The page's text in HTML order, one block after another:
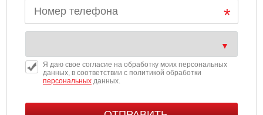
Я даю свое согласие на обработку моих персональных
данных, в соответствии с политикой обработки
персональныхданных.